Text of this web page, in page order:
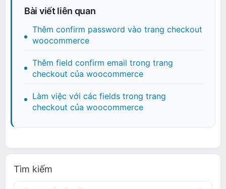
Bài viết liên quan
Thêm confirm password vào trang checkout
woocommerce
Thêm field confirm email trong trang
checkout của woocommerce
Làm việc với các fields trong trang
checkout của woocommerce
Tìm kiếm